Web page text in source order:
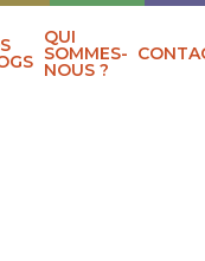
QUI
SOMMES-
NOUS ?